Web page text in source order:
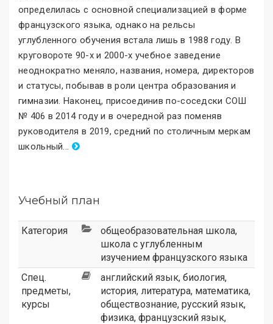
определилась с основной специализацией в форме
французского языка, однако на рельсы
углубленного обучения встала лишь в 1988 году. В
круговороте 90-х и 2000-х учебное заведение
неоднократно меняло, названия, номера, директоров
и статусы, побывав в роли центра образования и
гимназии. Наконец, присоединив по-соседски СОШ
№ 406 в 2014 году и в очередной раз поменяв
руководителя в 2019, средний по столичным меркам
школьный...
Учебный план
Категория общеобразовательная школа,
школа с углубленным
изучением французского языка
Спец.
предметы,
курсы
английский язык, биология,
история, литература, математика,
обществознание, русский язык,
физика, французский язык,